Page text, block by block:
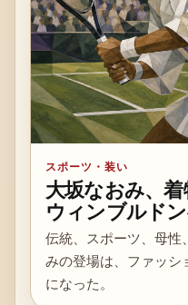
スポーツ・装い
大坂なおみ、
ウィンブルド
伝統、スポーツ、母性
みの登場は、ファッシ
になった。